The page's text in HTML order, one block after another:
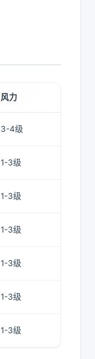
风力
3-4级
1-3级
1-3级
1-3级
1-3级
1-3级
1-3级